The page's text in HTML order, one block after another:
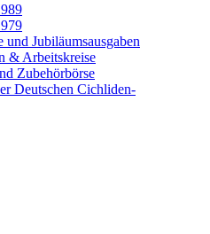
und Jubiläumsausgaben
& Arbeitskreise
Zubehörbörse
Deutschen Cichliden-